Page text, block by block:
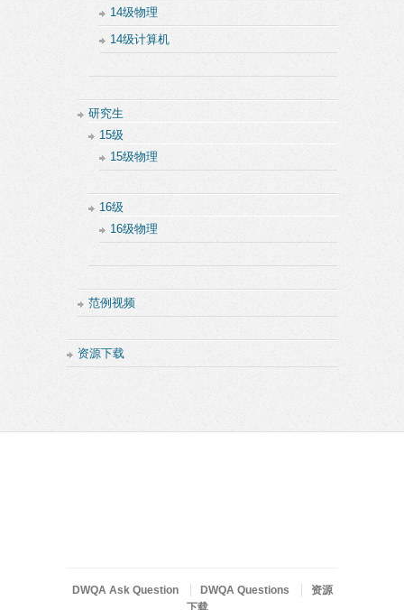
14级物理
14级计算机
研究生
15级
15级物理
16级
16级物理
范例视频
资源下载
DWQA Ask Question DWQA Questions
资源
下载